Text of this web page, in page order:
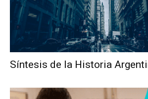
Síntesis de la Historia